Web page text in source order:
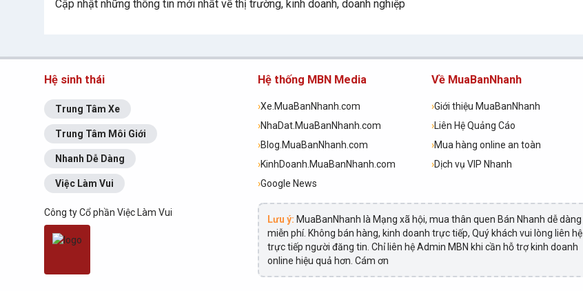
Cập nhật những thông tin mới nhất về thị trường, kinh doanh, doanh nghiệp
Hệ sinh thái
Trung Tâm Xe
Trung Tâm Môi Giới
Nhanh Dễ Dàng
Việc Làm Vui
Công ty Cổ phần Việc Làm Vui
Hệ thống MBN Media
›Xe.MuaBanNhanh.com
›NhaDat.MuaBanNhanh.com
›Blog.MuaBanNhanh.com
›KinhDoanh.MuaBanNhanh.com
›Google News
Về MuaBanNhanh
›Giới thiệu MuaBanNhanh
›Liên Hệ Quảng Cáo
›Mua hàng online an toàn
›Dịch vụ VIP Nhanh
Lưu ý: MuaBanNhanh là Mạng xã hội, mua thân quen Bán Nhanh dễ dàng
miễn phí. Không bán hàng, kinh doanh trực tiếp, Quý khách vui lòng liên hệ
trực tiếp người đăng tin. Chỉ liên hệ Admin MBN khi cần hỗ trợ kinh doanh
online hiệu quả hơn. Cám ơn